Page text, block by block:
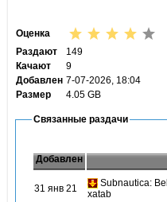
Оценка
Раздают
149
Качают
9
Добавлен 7-07-2026, 18:04
Размер
4.05 GB
Связанные раздачи
Добавлен
31 янв 21
Subnautica:
xatab